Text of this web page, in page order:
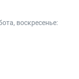
воскресенье: